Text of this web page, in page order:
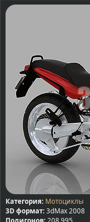
Категория: Мотоциклы
3D формат: 3dMax 2008